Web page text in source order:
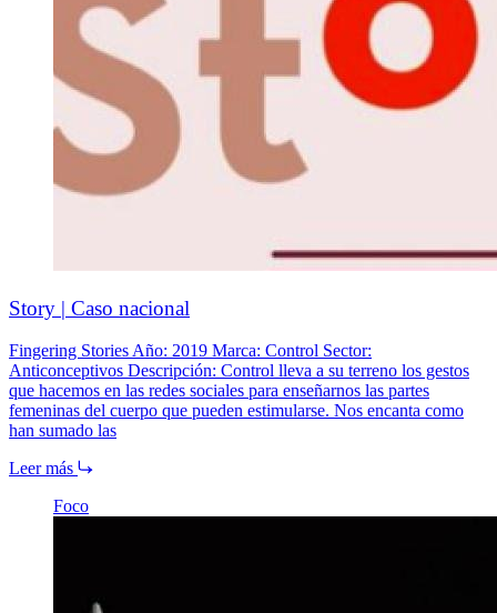
Story | Caso nacional
Fingering Stories Año: 2019 Marca: Control Sector:
Anticonceptivos Descripción: Control lleva a su terreno los gestos
que hacemos en las redes sociales para enseñarnos las partes
femeninas del cuerpo que pueden estimularse. Nos encanta como
han sumado las
Leer más
Foco